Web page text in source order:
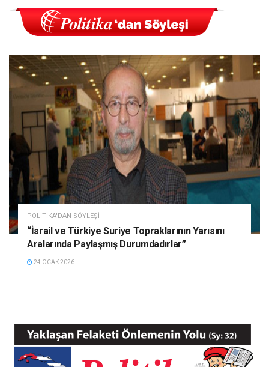
POLITIKA'DAN SÖYLEŞI
“İsrail ve Türkiye Suriye Topraklarının Yarısını
Aralarında Paylaşmış Durumdadırlar”
24 OCAK 2026